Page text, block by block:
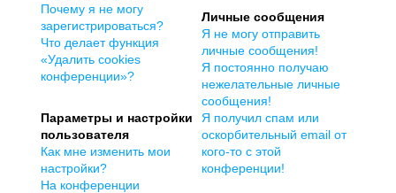
Почему я не могу
зарегистрироваться?
Что делает функция
«Удалить cookies
конференции»?
Параметры и настройки
пользователя
Как мне изменить мои
настройки?
На конференции
Личные сообщения
Я не могу отправить
личные сообщения!
Я постоянно получаю
нежелательные личные
сообщения!
Я получил спам или
оскорбительный email от
кого-то с этой
конференции!